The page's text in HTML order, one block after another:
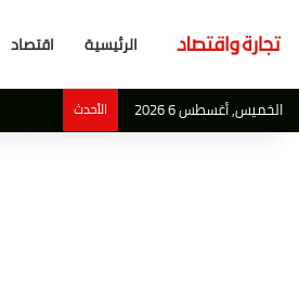
الرئيسية اقتصاد
الخميس, أغسطس 6 2026 الأحدث